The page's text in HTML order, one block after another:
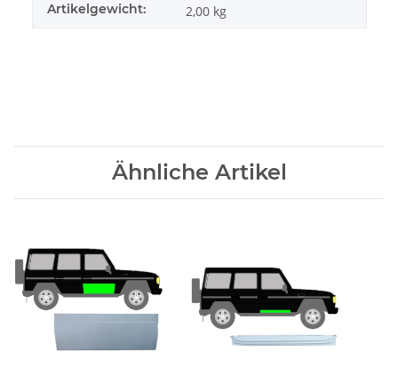
Artikelgewicht: 2,00 kg
Ähnliche Artikel